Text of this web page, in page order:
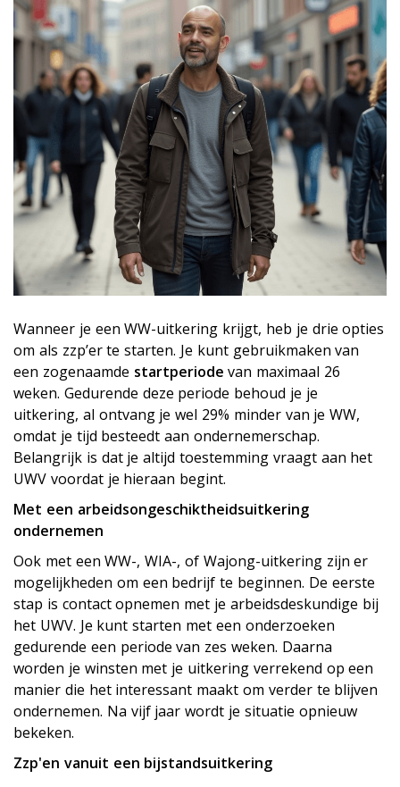
Wanneer je een WW-uitkering krijgt, heb je drie opties
om als zzp’er te starten. Je kunt gebruikmaken van
een zogenaamde startperiode van maximaal 26
weken. Gedurende deze periode behoud je je
uitkering, al ontvang je wel 29% minder van je WW,
omdat je tijd besteedt aan ondernemerschap.
Belangrijk is dat je altijd toestemming vraagt aan het
UWV voordat je hieraan begint.
Met een arbeidsongeschiktheidsuitkering
ondernemen
Ook met een WW-, WIA-, of Wajong-uitkering zijn er
mogelijkheden om een bedrijf te beginnen. De eerste
stap is contact opnemen met je arbeidsdeskundige bij
het UWV. Je kunt starten met een onderzoeken
gedurende een periode van zes weken. Daarna
worden je winsten met je uitkering verrekend op een
manier die het interessant maakt om verder te blijven
ondernemen. Na vijf jaar wordt je situatie opnieuw
bekeken.
Zzp'en vanuit een bijstandsuitkering